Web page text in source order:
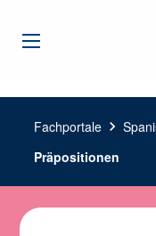
Fachportale chevron_right
Präpositionen